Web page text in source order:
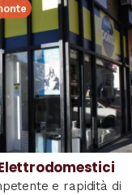
e rapidità di